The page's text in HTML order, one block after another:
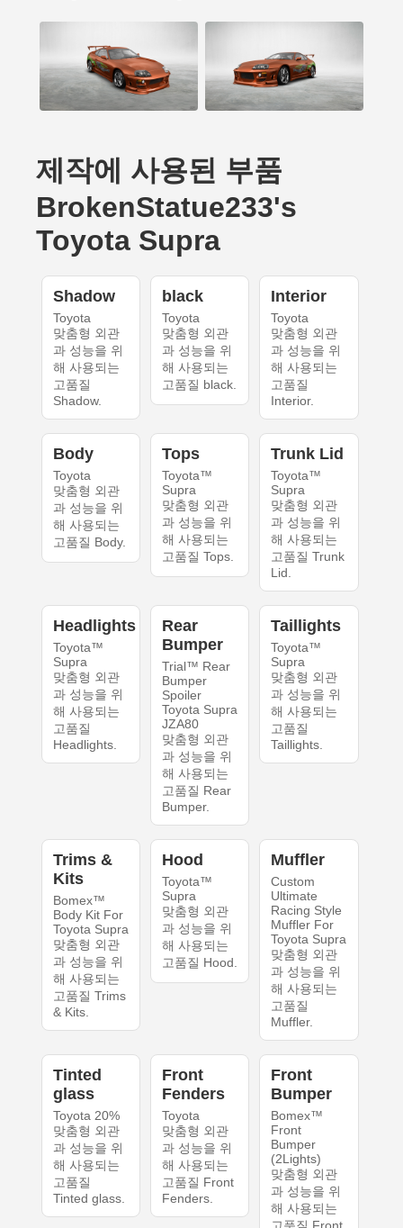
제작에 사용된 부품
BrokenStatue233's
Toyota Supra
Shadow
Toyota
맞춤형 외관
과 성능을 위
해 사용되는
고품질
Shadow.
black
Toyota
맞춤형 외관
과 성능을 위
해 사용되는
고품질 black.
Interior
Toyota
맞춤형 외관
과 성능을 위
해 사용되는
고품질
Interior.
Body
Toyota
맞춤형 외관
과 성능을 위
해 사용되는
고품질 Body.
Tops
Toyota™
Supra
맞춤형 외관
과 성능을 위
해 사용되는
고품질 Tops.
Trunk Lid
Toyota™
Supra
맞춤형 외관
과 성능을 위
해 사용되는
고품질 Trunk
Lid.
Headlights
Toyota™
Supra
맞춤형 외관
과 성능을 위
해 사용되는
고품질
Headlights.
Rear
Bumper
Trial™ Rear
Bumper
Spoiler
Toyota Supra
JZA80
맞춤형 외관
과 성능을 위
해 사용되는
고품질 Rear
Bumper.
Taillights
Toyota™
Supra
맞춤형 외관
과 성능을 위
해 사용되는
고품질
Taillights.
Trims &
Kits
Bomex™
Body Kit For
Toyota Supra
맞춤형 외관
과 성능을 위
해 사용되는
고품질 Trims
& Kits.
Hood
Toyota™
Supra
맞춤형 외관
과 성능을 위
해 사용되는
고품질 Hood.
Muffler
Custom
Ultimate
Racing Style
Muffler For
Toyota Supra
맞춤형 외관
과 성능을 위
해 사용되는
고품질
Muffler.
Tinted
glass
Toyota 20%
맞춤형 외관
과 성능을 위
해 사용되는
고품질
Tinted glass.
Front
Fenders
Toyota
맞춤형 외관
과 성능을 위
해 사용되는
고품질 Front
Fenders.
Front
Bumper
Bomex™
Front
Bumper
(2Lights)
맞춤형 외관
과 성능을 위
해 사용되는